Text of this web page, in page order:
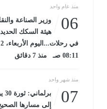
منذ عام واحد
06
وزير الصناعة
هيئة السكك
08:11 صـ منذ 7 دقائق
منذ شهر واحد
07
إلى مسارها